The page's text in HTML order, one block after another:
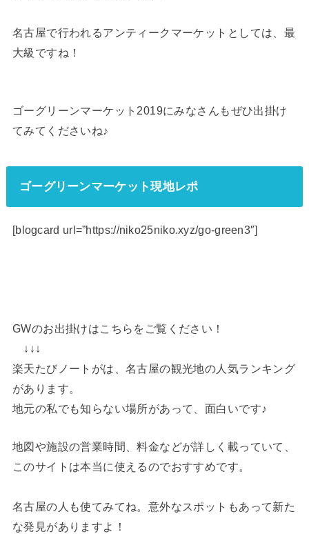
名古屋で行われるアンティークマーケットとしては、最
大級ですね！
ゴーグリーンマーケット2019にみなさんもぜひ出掛け
てみてくださいね♪
ゴーグリーンマーケット現地レポ
[blogcard url=”https://niko25niko.xyz/go-green3″]
GWのお出掛けはこちらをご覧ください！
↓↓↓
楽天たびノートがは、名古屋の観光地の人気ランキング
があります。
地元の私でも知らない場所があって、面白いです♪
地図や施設の営業時間、料金などが詳しく載っていて、
このサイトは本当に使えるのでおすすめです。
名古屋の人も使てみてね。意外なスポットもあって新た
な発見がありますよ！